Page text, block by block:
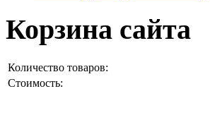
Корзина сайта
Количество товаров:
Стоимость: